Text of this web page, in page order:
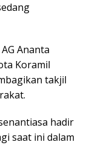
Ananta
Koramil
takjil
hadir
saat ini dalam